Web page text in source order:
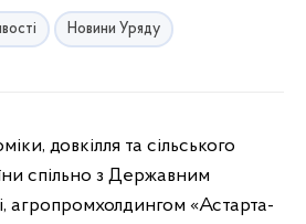
Новини Уряду
довкілля та сільського
спільно з Державним
агропромхолдингом «Астарта-